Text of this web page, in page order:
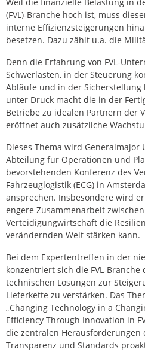
(FVL)-Branche hoch ist, muss
interne Effizienzsteigerungen
besetzen. Dazu zählt u.a. die
Denn die Erfahrung von FVL-
Schwerlasten, in der Steuerung
Abläufe und in der Sicherstellung
unter Druck macht die in der
Betriebe zu idealen Partnern der
eröffnet auch zusätzliche
Dieses Thema wird Generalmajor
Abteilung für Operationen und
bevorstehenden Konferenz des
Fahrzeuglogistik (ECG) in
ansprechen. Insbesondere wird
engere Zusammenarbeit
Verteidigungwirtschaft die
verändernden Welt stärken kann.
Bei dem Expertentreffen in der
konzentriert sich die FVL-
technischen Lösungen zur
Lieferkette zu verstärken. Das
„Changing Technology in a
Efficiency Through Innovation in
die zentralen Herausforderungen
Transparenz und Standards